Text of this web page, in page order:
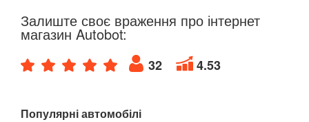
Залиште своє враження про інтернет
магазин Autobot:
32 4.53
Популярні автомобілі